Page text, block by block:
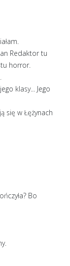
Redaktor tu
horror.
klasy... Jego
się w Łężynach
Bo